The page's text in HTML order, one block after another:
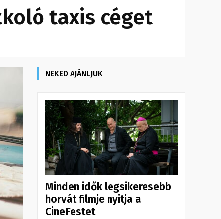
taxis céget
NEKED AJÁNLJUK
Minden idők legsikeresebb
horvát filmje nyitja a
CineFestet